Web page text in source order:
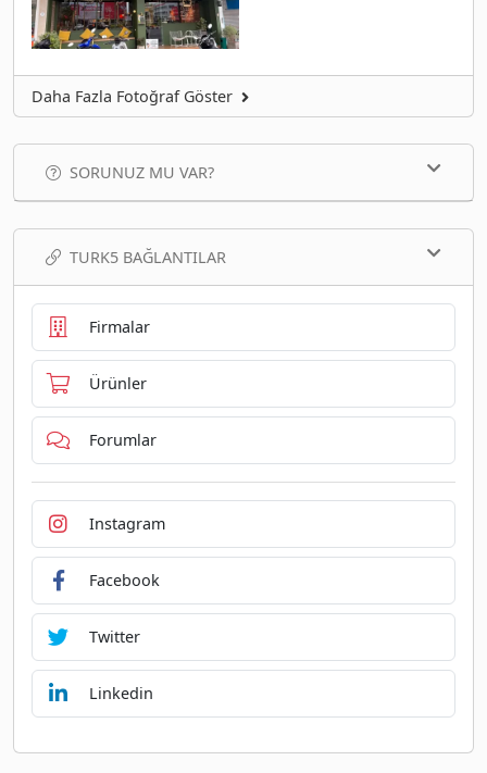
Daha Fazla Fotoğraf Göster
SORUNUZ MU VAR?
TURK5 BAĞLANTILAR
Firmalar
Ürünler
Forumlar
Instagram
Facebook
Twitter
Linkedin